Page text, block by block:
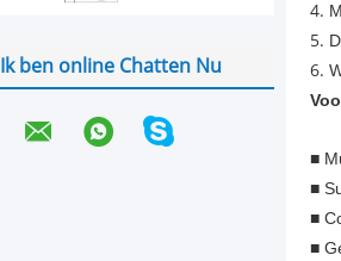
Ik ben online Chatten Nu
4.
5.
6.
■
■
■
■